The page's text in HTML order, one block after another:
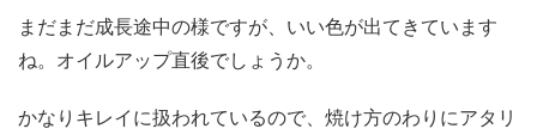
まだまだ成長途中の様ですが、いい色が出てきています
ね。オイルアップ直後でしょうか。
かなりキレイに扱われているので、焼け方のわりにアタリ